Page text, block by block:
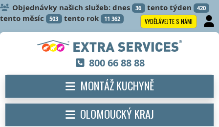
Objednávky našich služeb: dnes 36 tento týden 420
tento měsíc 503 tento rok 11 362 VYDĚLÁVEJTE S NÁMI
800 66 88 88
MONTÁŽ KUCHYNĚ
OLOMOUCKÝ KRAJ